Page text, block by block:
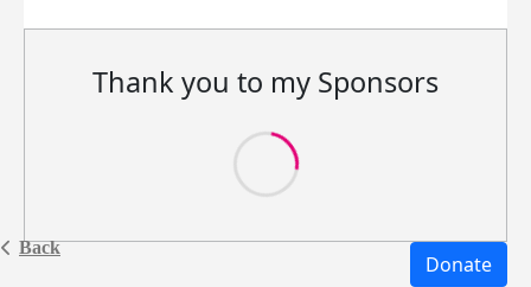
Back
Thank you to my Sponsors
Donate